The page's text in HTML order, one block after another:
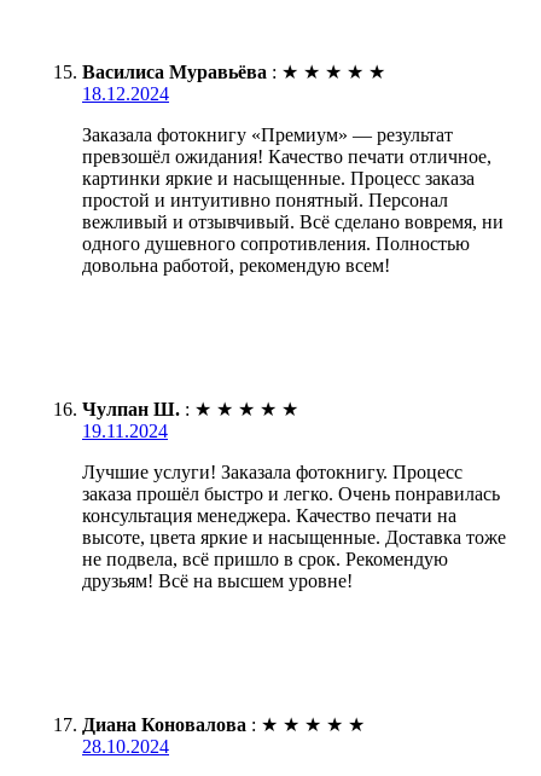
Василиса Муравьёва : ★ ★ ★ ★ ★
18.12.2024
Заказала фотокнигу «Премиум» — результат
превзошёл ожидания! Качество печати отличное,
картинки яркие и насыщенные. Процесс заказа
простой и интуитивно понятный. Персонал
вежливый и отзывчивый. Всё сделано вовремя, ни
одного душевного сопротивления. Полностью
довольна работой, рекомендую всем!
Чулпан Ш. : ★ ★ ★ ★ ★
19.11.2024
Лучшие услуги! Заказала фотокнигу. Процесс
заказа прошёл быстро и легко. Очень понравилась
консультация менеджера. Качество печати на
высоте, цвета яркие и насыщенные. Доставка тоже
не подвела, всё пришло в срок. Рекомендую
друзьям! Всё на высшем уровне!
Диана Коновалова : ★ ★ ★ ★ ★
28.10.2024